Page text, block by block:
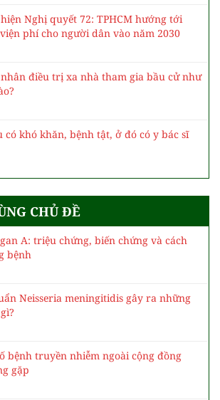
Nghị quyết 72: TPHCM hướng tới
phí cho người dân vào năm 2030
điều trị xa nhà tham gia bầu cử như
có khó khăn, bệnh tật, ở đó có y bác sĩ
CHỦ ĐỀ
A: triệu chứng, biến chứng và cách
bệnh
Neisseria meningitidis gây ra những
bệnh truyền nhiễm ngoài cộng đồng
gặp